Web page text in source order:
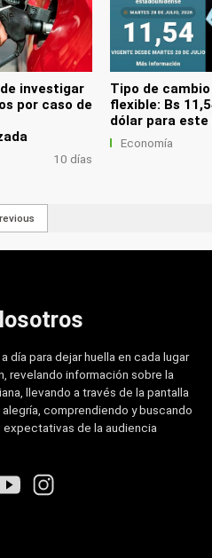
investigar
por caso de
10 días
Tipo de
flexible: Bs
dólar para
Economía
día para dejar huella en cada lugar
revelando información sobre la
llevando a través de la pantalla
comprendiendo y buscando
de la audiencia